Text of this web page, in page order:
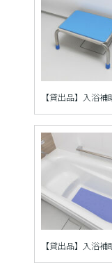
【貸出品】入浴補
【貸出品】入浴補